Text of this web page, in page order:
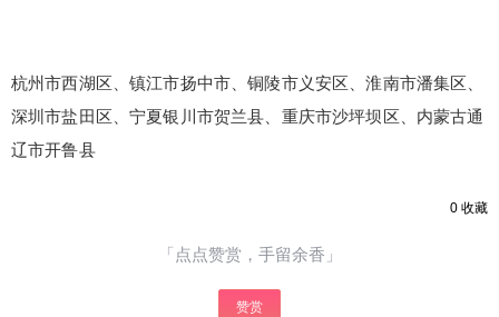
杭州市西湖区、镇江市扬中市、铜陵市义安区、淮南市潘集区、
深圳市盐田区、宁夏银川市贺兰县、重庆市沙坪坝区、内蒙古通
辽市开鲁县
0 收藏
「点点赞赏，手留余香」
赞赏